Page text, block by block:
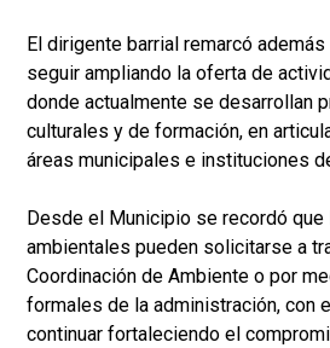
El dirigente barrial remarcó
seguir ampliando la oferta de
donde actualmente se desarrollan
culturales y de formación, en
áreas municipales e instituciones
Desde el Municipio se recordó
ambientales pueden solicitarse a
Coordinación de Ambiente o por
formales de la administración, con
continuar fortaleciendo el